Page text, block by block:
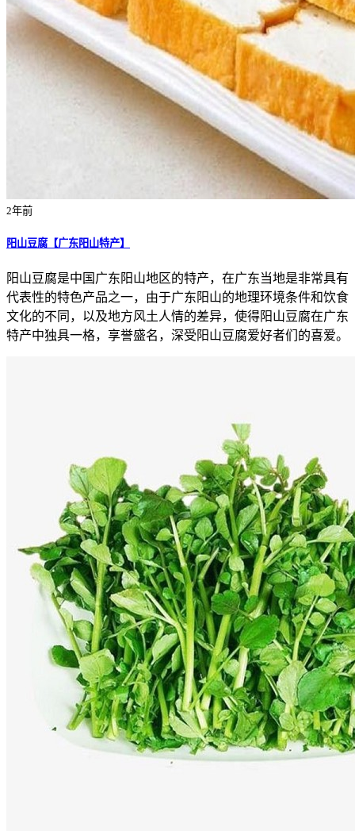
2年前
阳山豆腐【广东阳山特产】
阳山豆腐是中国广东阳山地区的特产，在广东当地是非常具有
代表性的特色产品之一，由于广东阳山的地理环境条件和饮食
文化的不同，以及地方风土人情的差异，使得阳山豆腐在广东
特产中独具一格，享誉盛名，深受阳山豆腐爱好者们的喜爱。